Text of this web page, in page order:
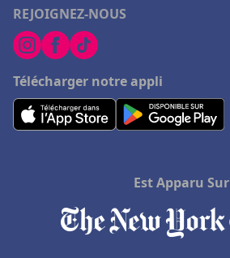
REJOIGNEZ-NOUS
Télécharger notre appli
Est Apparu Sur